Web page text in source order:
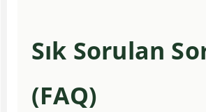
Sık Sorulan
(FAQ)